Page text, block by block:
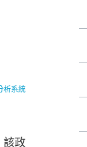
析系統
該政